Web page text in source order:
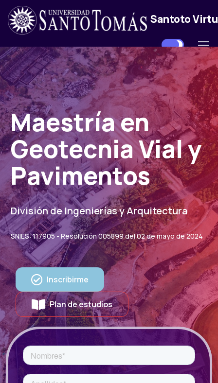
Santoto
Maestría en
Geotecnia Vial y
Pavimentos
División de Ingenierías y Arquitectura
SNIES: 117905 - Resolución 005899 del 02 de mayo de 2024
Inscribirme
Plan de estudios